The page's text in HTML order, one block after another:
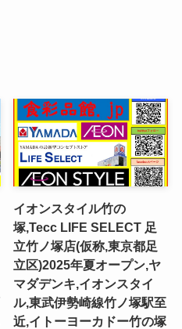
イオンスタイル竹の
塚,Tecc LIFE SELECT ⾜
⽴⽵ノ塚店(仮称,東京都足
立区)2025年夏オープン,ヤ
マダデンキ,イオンスタイ
ル,東武伊勢崎線竹ノ塚駅至
近,イトーヨーカドー竹の塚